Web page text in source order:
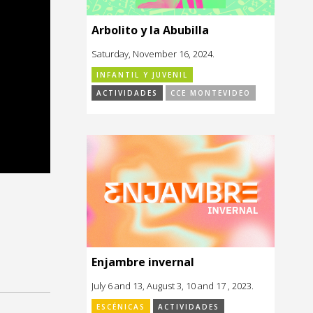
Arbolito y la Abubilla
Saturday, November 16, 2024.
INFANTIL Y JUVENIL
ACTIVIDADES
CCE MONTEVIDEO
Enjambre invernal
July 6 and 13, August 3, 10 and 17 , 2023.
ESCÉNICAS ACTIVIDADES